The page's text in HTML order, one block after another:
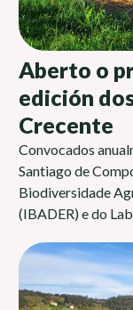
Aberto o
edición
Crecente
Convocados
Santiago de
Biodiversidade
(IBADER) e do